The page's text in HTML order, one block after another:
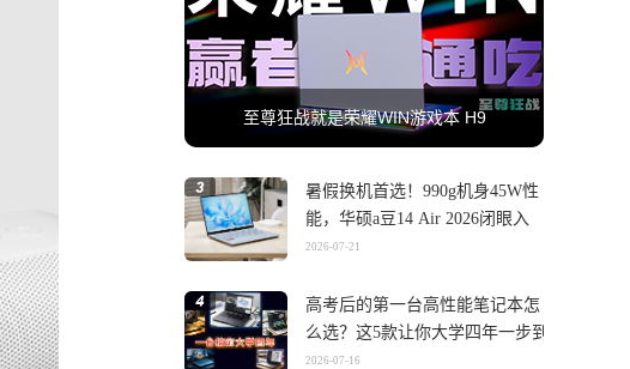
至尊狂战就是荣耀WIN游戏本 H9
暑假换机首选！990g机身45W性
能，华硕a豆14 Air 2026闭眼入
2026-07-21
高考后的第一台高性能笔记本怎
么选？这5款让你大学四年一步到
位
2026-07-16